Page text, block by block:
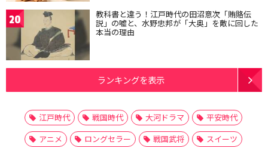
20 教科書と違う！江戸時代の田沼意次「賄賂伝
説」の嘘と、水野忠邦が「大奥」を敵に回した
本当の理由
ランキングを表示
江戸時代 戦国時代 大河ドラマ
平安時代
アニメ
ロングセラー 戦国武将
スイーツ